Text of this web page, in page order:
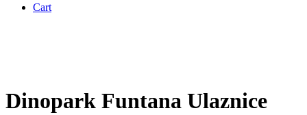
Cart
Dinopark Funtana Ulaznice